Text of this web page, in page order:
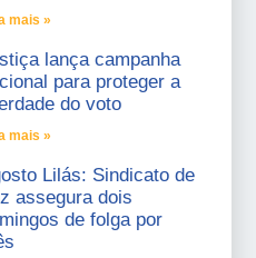
mais »
lança campanha
para proteger a
do voto
mais »
Lilás: Sindicato de
assegura dois
de folga por